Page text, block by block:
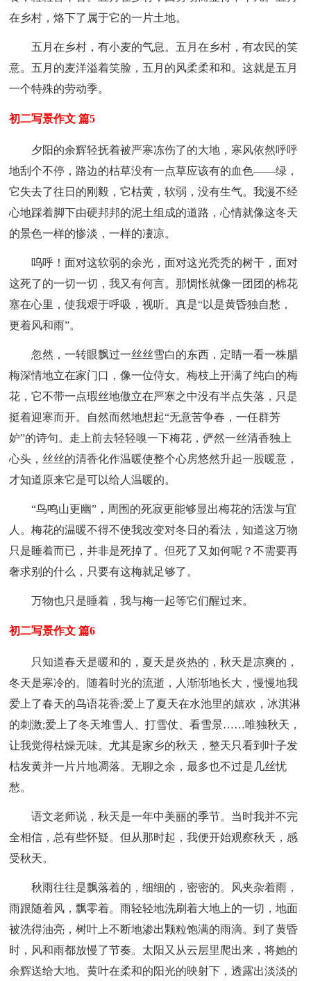
在乡村，烙下了属于它的一片土地。
五月在乡村，有小麦的气息。五月在乡村，有农民的笑
意。五月的麦洋溢着笑脸，五月的风柔柔和和。这就是五月
一个特殊的劳动季。
初二写景作文 篇5
夕阳的余辉轻抚着被严寒冻伤了的大地，寒风依然呼呼
地刮个不停，路边的枯草没有一点草应该有的血色――绿，
它失去了往日的刚毅，它枯黄，软弱，没有生气。我漫不经
心地踩着脚下由硬邦邦的泥土组成的道路，心情就像这冬天
的景色一样的惨淡，一样的凄凉。
呜呼！面对这软弱的余光，面对这光秃秃的树干，面对
这死了的一切一切，我又有何言。那惆怅就像一团团的棉花
塞在心里，使我艰于呼吸，视听。真是“以是黄昏独自愁，
更着风和雨”。
忽然，一转眼飘过一丝丝雪白的东西，定睛一看一株腊
梅深情地立在家门口，像一位侍女。梅枝上开满了纯白的梅
花，它不带一点瑕丝地傲立在严寒之中没有半点失落，只是
挺着迎寒而开。自然而然地想起“无意苦争春，一任群芳
妒”的诗句。走上前去轻轻嗅一下梅花，俨然一丝清香独上
心头，丝丝的清香化作温暖使整个心房悠然升起一股暖意，
才知道原来它是可以给人温暖的。
“鸟鸣山更幽”，周围的死寂更能够显出梅花的活泼与宜
人。梅花的温暖不得不使我改变对冬日的看法，知道这万物
只是睡着而已，并非是死掉了。但死了又如何呢？不需要再
奢求别的什么，只要有这梅就足够了。
万物也只是睡着，我与梅一起等它们醒过来。
初二写景作文 篇6
只知道春天是暖和的，夏天是炎热的，秋天是凉爽的，
冬天是寒冷的。随着时光的流逝，人渐渐地长大，慢慢地我
爱上了春天的鸟语花香;爱上了夏天在水池里的嬉欢，冰淇淋
的刺激;爱上了冬天堆雪人、打雪仗、看雪景……唯独秋天，
让我觉得枯燥无味。尤其是家乡的秋天，整天只看到叶子发
枯发黄并一片片地凋落。无聊之余，最多也不过是几丝忧
愁。
语文老师说，秋天是一年中美丽的季节。当时我并不完
全相信，总有些怀疑。但从那时起，我便开始观察秋天，感
受秋天。
秋雨往往是飘落着的，细细的，密密的。风夹杂着雨，
雨跟随着风，飘零着。雨轻轻地洗刷着大地上的一切，地面
被洗得油亮，树叶上不断地渗出颗粒饱满的雨滴。到了黄昏
时，风和雨都放慢了节奏。太阳又从云层里爬出来，将她的
余辉送给大地。黄叶在柔和的阳光的映射下，透露出淡淡的